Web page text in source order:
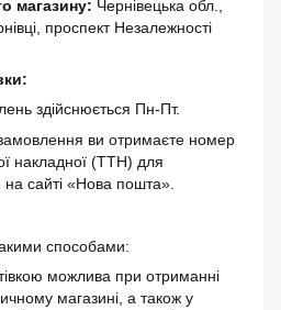
магазину: Чернівецька обл.,
проспект Незалежності
здійснюється Пн-Пт.
ви отримаєте номер
накладної (ТТН) для
на сайті «Нова пошта».
способами:
можлива при отриманні
магазині, а також у